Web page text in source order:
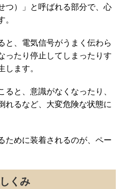
つ）」と呼ばれる部分で、心
と、電気信号がうまく伝わら
ったり停止してしまったりす
ます。
と、意識がなくなったり、
れるなど、大変危険な状態に
ために装着されるのが、ペー
くみ